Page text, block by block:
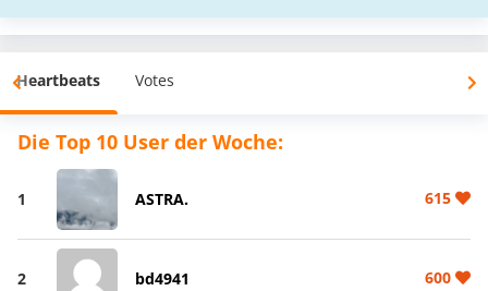
Heartbeats Votes
Die Top 10 User der Woche:
1 ASTRA. 615
2 bd4941 600